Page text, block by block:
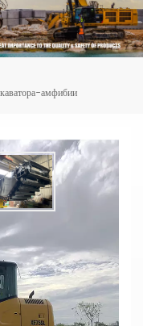
амфибии
Тонный